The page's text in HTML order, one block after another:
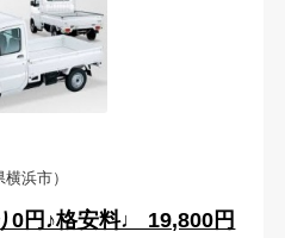
横浜市）
0円♪格安料♩ 19,800円